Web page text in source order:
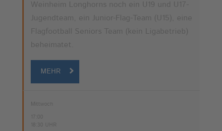
Weinheim Longhorns noch ein U19 und U17-
Jugendteam, ein Junior-Flag-Team (U15), eine
Flagfootball Seniors Team (kein Ligabetrieb)
beheimatet.
MEHR
18:30 UHR